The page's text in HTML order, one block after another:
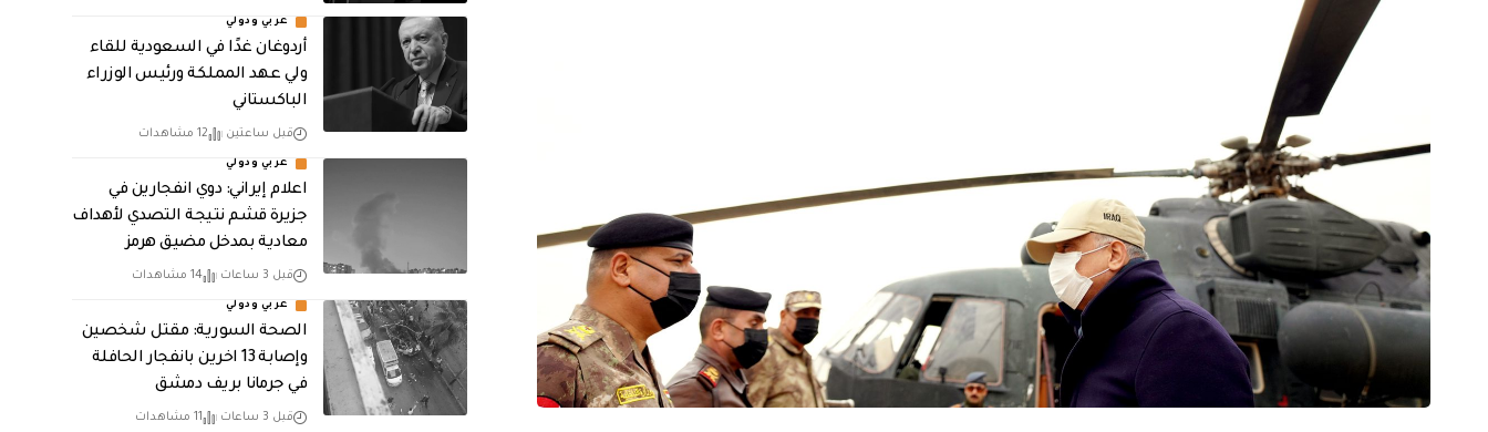
عربي ودولي
أردوغان غدًا في السعودية للقاء
ولي عهد المملكة ورئيس الوزراء
الباكستاني
قبل ساعتين 12 مشاهدات
عربي ودولي
اعلام إيراني: دوي انفجارين في
جزيرة قشم نتيجة التصدي لأهداف
معادية بمدخل مضيق هرمز
قبل 3 ساعات 14 مشاهدات
عربي ودولي
الصحة السورية: مقتل شخصين
وإصابة 13 اخرين بانفجار الحافلة
في جرمانا بريف دمشق
قبل 3 ساعات 11 مشاهدات